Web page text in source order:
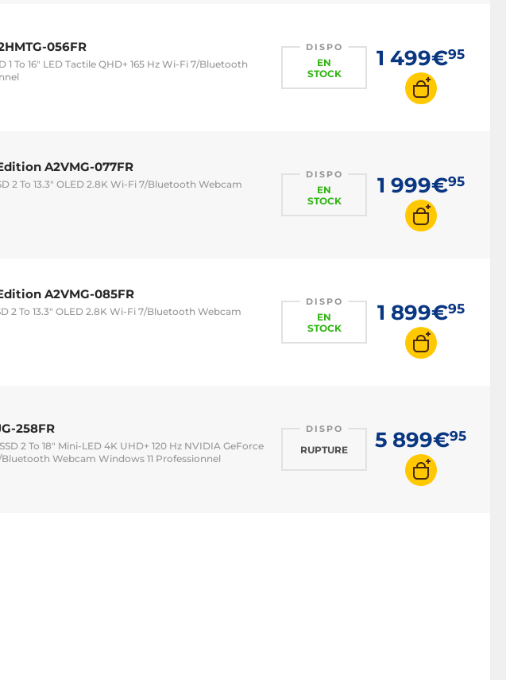
056FR
1 To 16" LED Tactile QHD+ 165 Hz Wi-Fi 7/Bluetooth
DISPO
EN
STOCK
1 499€95
A2VMG-077FR
2 To 13.3" OLED 2.8K Wi-Fi 7/Bluetooth Webcam
DISPO
EN
STOCK
1 999€95
A2VMG-085FR
2 To 13.3" OLED 2.8K Wi-Fi 7/Bluetooth Webcam
DISPO
EN
STOCK
1 899€95
258FR
2 To 18" Mini-LED 4K UHD+ 120 Hz NVIDIA GeForce
Bluetooth Webcam Windows 11 Professionnel
DISPO
RUPTURE 5 899€95